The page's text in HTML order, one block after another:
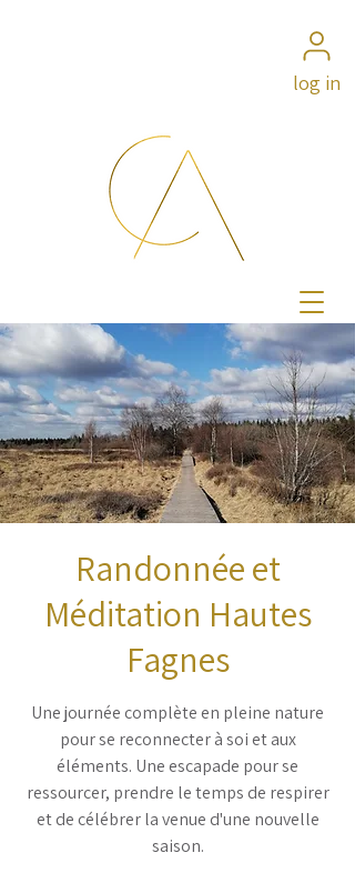
log in
Randonnée et
Méditation Hautes
Fagnes
Une journée complète en pleine nature
pour se reconnecter à soi et aux
éléments. Une escapade pour se
ressourcer, prendre le temps de respirer
et de célébrer la venue d'une nouvelle
saison.